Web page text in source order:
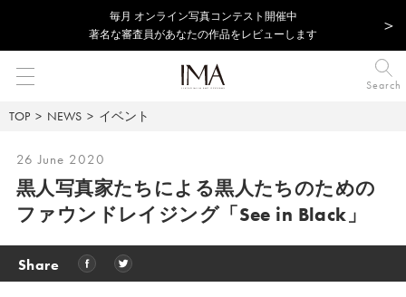
毎⽉ オンライン写真コンテスト開催中
著名な審査員があなたの作品をレビューします
Search
TOP NEWS イベント
26 June 2020
黒人写真家たちによる黒人たちのための
ファウンドレイジング「See in Black」
Share